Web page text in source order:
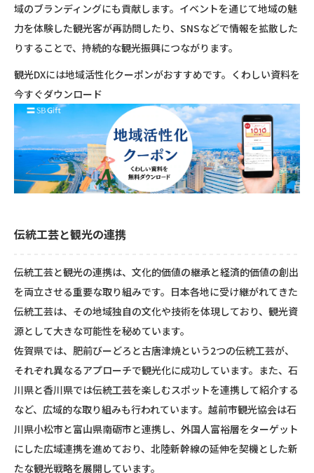
域のブランディングにも貢献します。イベントを通じて地域の魅
力を体験した観光客が再訪問したり、SNSなどで情報を拡散した
りすることで、持続的な観光振興につながります。
観光DXには地域活性化クーポンがおすすめです。くわしい資料を
今すぐダウンロード
伝統工芸と観光の連携
伝統工芸と観光の連携は、文化的価値の継承と経済的価値の創出
を両立させる重要な取り組みです。日本各地に受け継がれてきた
伝統工芸は、その地域独自の文化や技術を体現しており、観光資
源として大きな可能性を秘めています。
佐賀県では、肥前びーどろと古唐津焼という2つの伝統工芸が、
それぞれ異なるアプローチで観光化に成功しています。また、石
川県と香川県では伝統工芸を楽しむスポットを連携して紹介する
など、広域的な取り組みも行われています。越前市観光協会は石
川県小松市と富山県南砺市と連携し、外国人富裕層をターゲット
にした広域連携を進めており、北陸新幹線の延伸を契機とした新
たな観光戦略を展開しています。